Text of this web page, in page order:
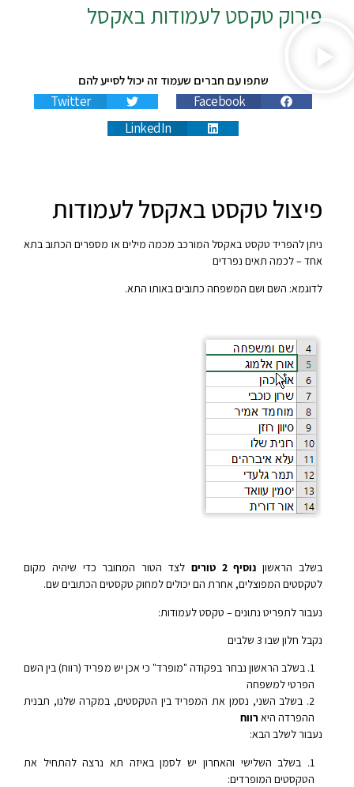
פירוק טקסט לעמודות באקסל
שתפו עם חברים שעמוד זה יכול לסייע להם
Facebook
Twitter
LinkedIn
פיצול טקסט באקסל לעמודות
ניתן להפריד טקסט באקסל המורכב מכמה מילים או מספרים הכתוב בתא
אחד – לכמה תאים נפרדים
לדוגמא: השם ושם המשפחה כתובים באותו התא.
בשלב הראשון נוסיף 2 טורים
לצד הטור המחובר כדי שיהיה מקום
לטקסטים המפוצלים, אחרת הם יכולים למחוק טקסטים הכתובים שם.
נעבור לתפריט נתונים – טקסט לעמודות:
נקבל חלון שבו 3 שלבים
בשלב הראשון נבחר בפקודה "מופרד" כי אכן יש מפריד (רווח) בין השם
הפרטי למשפחה
בשלב השני, נסמן את המפריד בין הטקסטים, במקרה שלנו, תבנית
ההפרדה היא רווח
נעבור לשלב הבא:
בשלב השלישי והאחרון יש לסמן באיזה תא נרצה להתחיל את
הטקסטים המופרדים: